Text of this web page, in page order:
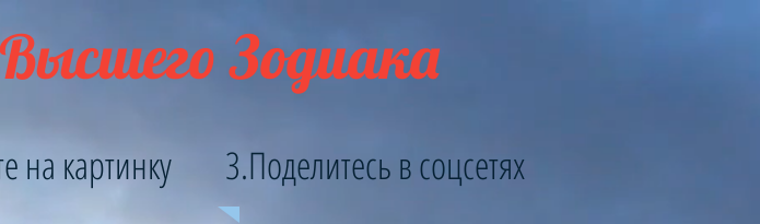
Зодиака
на картинку 3.Поделитесь в соцсетях